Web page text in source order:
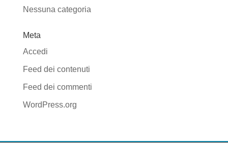
Nessuna categoria
Meta
Accedi
Feed dei contenuti
Feed dei commenti
WordPress.org